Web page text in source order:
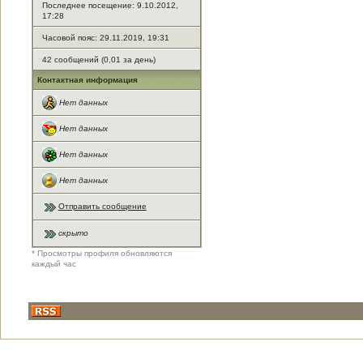
Последнее посещение: 9.10.2012,
17:28
Часовой пояс: 29.11.2019, 19:31
42 сообщений (0,01 за день)
Контактная информация
Нет данных
Нет данных
Нет данных
Нет данных
Отправить сообщение
скрыто
* Просмотры профиля обновляются
каждый час